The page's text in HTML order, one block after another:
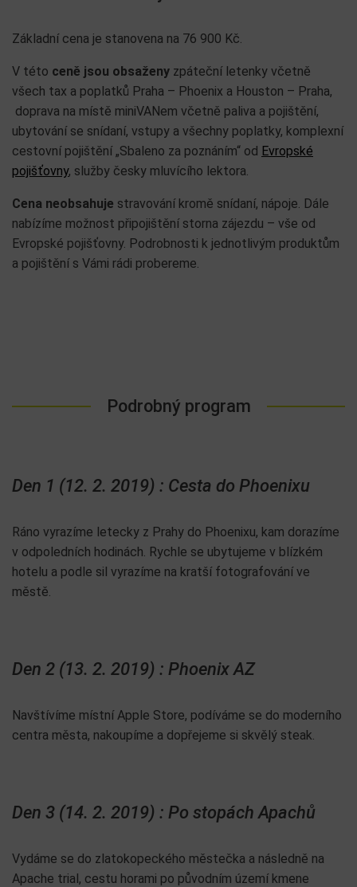
Základní cena je stanovena na 76 900 Kč.
V této ceně jsou obsaženy zpáteční letenky včetně
všech tax a poplatků Praha – Phoenix a Houston – Praha,
doprava na místě miniVANem včetně paliva a pojištění,
ubytování se snídaní, vstupy a všechny poplatky, komplexní
cestovní pojištění „Sbaleno za poznáním“ od Evropské
pojišťovny, služby česky mluvícího lektora.
Cena neobsahuje stravování kromě snídaní, nápoje. Dále
nabízíme možnost připojištění storna zájezdu – vše od
Evropské pojišťovny. Podrobnosti k jednotlivým produktům
a pojištění s Vámi rádi probereme.
Podrobný program
Den 1 (12. 2. 2019) : Cesta do Phoenixu
Ráno vyrazíme letecky z Prahy do Phoenixu, kam dorazíme
v odpoledních hodinách. Rychle se ubytujeme v blízkém
hotelu a podle sil vyrazíme na kratší fotografování ve
městě.
Den 2 (13. 2. 2019) : Phoenix AZ
Navštívíme místní Apple Store, podíváme se do moderního
centra města, nakoupíme a dopřejeme si skvělý steak.
Den 3 (14. 2. 2019) : Po stopách Apachů
Vydáme se do zlatokopeckého městečka a následně na
Apache trial, cestu horami po původním území kmene